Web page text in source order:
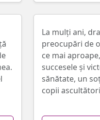
La mulți ani,
preocupări de
ce mai
succesele şi
sănătate, un
copii